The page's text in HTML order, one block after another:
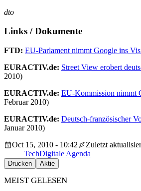
dto
Links / Dokumente
FTD: EU-Parlament nimmt Google ins
EURACTIV.de: Street View erobert
2010)
EURACTIV.de: EU-Kommission nimmt
Februar 2010)
EURACTIV.de: Deutsch-französischer
Januar 2010)
Oct 15, 2010 - 10:42
Zuletzt
TechDigitale Agenda
Drucken Aktie
MEIST GELESEN